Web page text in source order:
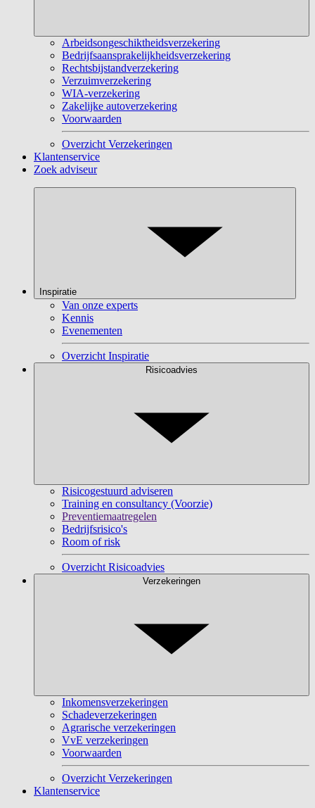
Arbeidsongeschiktheidsverzekering
Bedrijfsaansprakelijkheidsverzekering
Rechtsbijstandverzekering
Verzuimverzekering
WIA-verzekering
Zakelijke autoverzekering
Voorwaarden
Overzicht Verzekeringen
Klantenservice
Zoek adviseur
Inspiratie
Van onze experts
Kennis
Evenementen
Overzicht Inspiratie
Risicoadvies
Risicogestuurd adviseren
Training en consultancy (Voorzie)
Preventiemaatregelen
Bedrijfsrisico's
Room of risk
Overzicht Risicoadvies
Verzekeringen
Inkomensverzekeringen
Schadeverzekeringen
Agrarische verzekeringen
VvE verzekeringen
Voorwaarden
Overzicht Verzekeringen
Klantenservice